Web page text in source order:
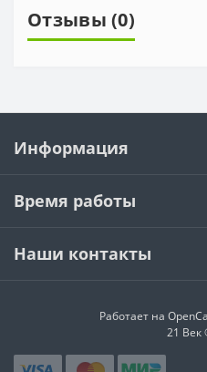
Отзывы (0)
Информация
Время работы
Наши контакты
Работает на
21 Век